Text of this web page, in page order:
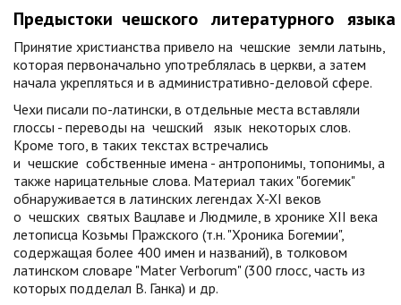
Предыстоки чешского литературного языка
Принятие христианства привело на чешские земли латынь,
которая первоначально употреблялась в церкви, а затем
начала укрепляться и в административно-деловой сфере.
Чехи писали по-латински, в отдельные места вставляли
глоссы - переводы на чешский язык некоторых слов.
Кроме того, в таких текстах встречались
и чешские собственные имена - антропонимы, топонимы, а
также нарицательные слова. Материал таких "богемик"
обнаруживается в латинских легендах X-XI веков
о чешских святых Вацлаве и Людмиле, в хронике XII века
летописца Козьмы Пражского (т.н. "Хроника Богемии",
содержащая более 400 имен и названий), в толковом
латинском словаре "Mater Verborum" (300 глосс, часть из
которых подделал В. Ганка) и др.